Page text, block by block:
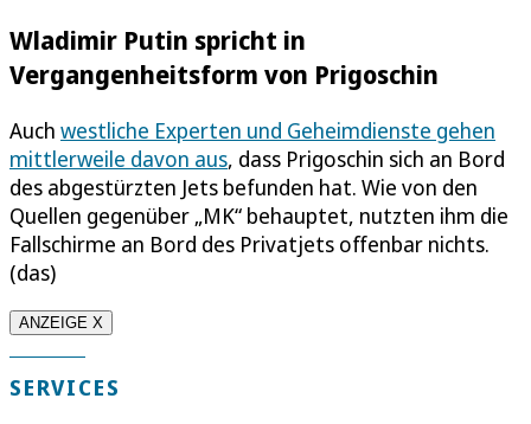
Wladimir Putin spricht in
Vergangenheitsform von Prigoschin
Auch westliche Experten und Geheimdienste gehen
mittlerweile davon aus, dass Prigoschin sich an Bord
des abgestürzten Jets befunden hat. Wie von den
Quellen gegenüber „MK“ behauptet, nutzten ihm die
Fallschirme an Bord des Privatjets offenbar nichts.
(das)
ANZEIGE X
SERVICES